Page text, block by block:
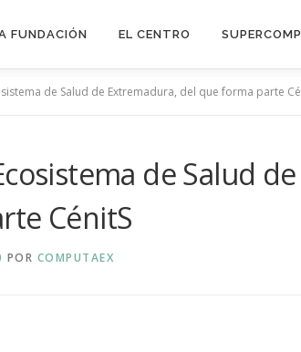
FUNDACIÓN EL CENTRO
de Salud de Extremadura, del que forma parte
de Salud
CénitS
POR COMPUTAEX